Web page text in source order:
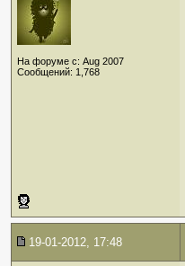
На форуме с: Aug 2007
Сообщений: 1,768
19-01-2012, 17:48